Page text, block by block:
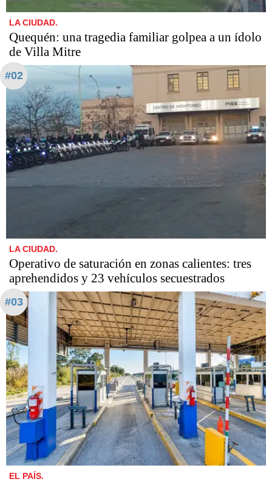
LA CIUDAD.
Quequén: una tragedia familiar golpea a un ídolo
de Villa Mitre
#02
LA CIUDAD.
Operativo de saturación en zonas calientes: tres
aprehendidos y 23 vehículos secuestrados
#03
EL PAÍS.